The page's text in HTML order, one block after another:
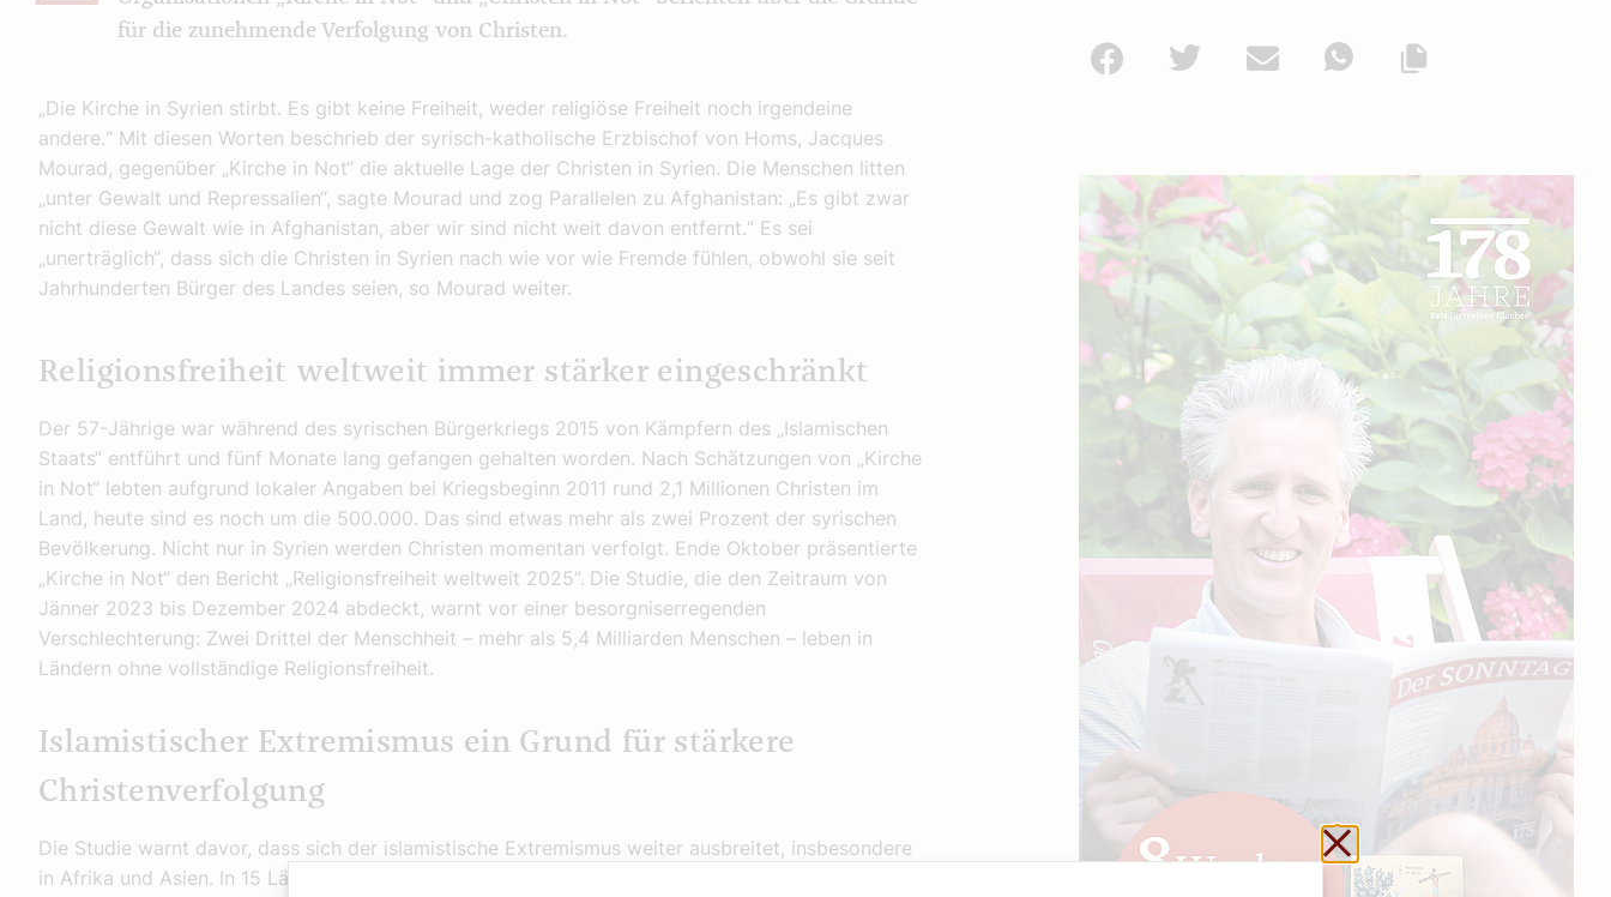
für die zunehmende Verfolgung von Christen.
„Die Kirche in Syrien stirbt. Es gibt keine Freiheit, weder religiöse Freiheit noch irgendeine
andere.“ Mit diesen Worten beschrieb der syrisch-katholische Erzbischof von Homs, Jacques
Mourad, gegenüber „Kirche in Not“ die aktuelle Lage der Christen in Syrien. Die Menschen litten
„unter Gewalt und Repressalien“, sagte Mourad und zog Parallelen zu Afghanistan: „Es gibt zwar
nicht diese Gewalt wie in Afghanistan, aber wir sind nicht weit davon entfernt.“ Es sei
„unerträglich“, dass sich die Christen in Syrien nach wie vor wie Fremde fühlen, obwohl sie seit
Jahrhunderten Bürger des Landes seien, so Mourad weiter.
Religionsfreiheit weltweit immer stärker eingeschränkt
Der 57-Jährige war während des syrischen Bürgerkriegs 2015 von Kämpfern des „Islamischen
Staats“ entführt und fünf Monate lang gefangen gehalten worden. Nach Schätzungen von „Kirche
in Not“ lebten aufgrund lokaler Angaben bei Kriegsbeginn 2011 rund 2,1 Millionen Christen im
Land, heute sind es noch um die 500.000. Das sind etwas mehr als zwei Prozent der syrischen
Bevölkerung. Nicht nur in Syrien werden Christen momentan verfolgt. Ende Oktober präsentierte
„Kirche in Not“ den Bericht „Religionsfreiheit weltweit 2025“. Die Studie, die den Zeitraum von
Jänner 2023 bis Dezember 2024 abdeckt, warnt vor einer besorgniserregenden
Verschlechterung: Zwei Drittel der Menschheit – mehr als 5,4 Milliarden Menschen – leben in
Ländern ohne vollständige Religionsfreiheit.
Islamistischer Extremismus ein Grund für stärkere
Christenverfolgung
Die Studie warnt davor, dass sich der islamistische Extremismus weiter ausbreitet, insbesondere
in Afrika und Asien. In 15 Ländern sei er der Hauptgrund für Verfolgung, in weiteren 10 Ländern
Facebook
Twitter Mail
WhatsApp
Schließen ohne zu